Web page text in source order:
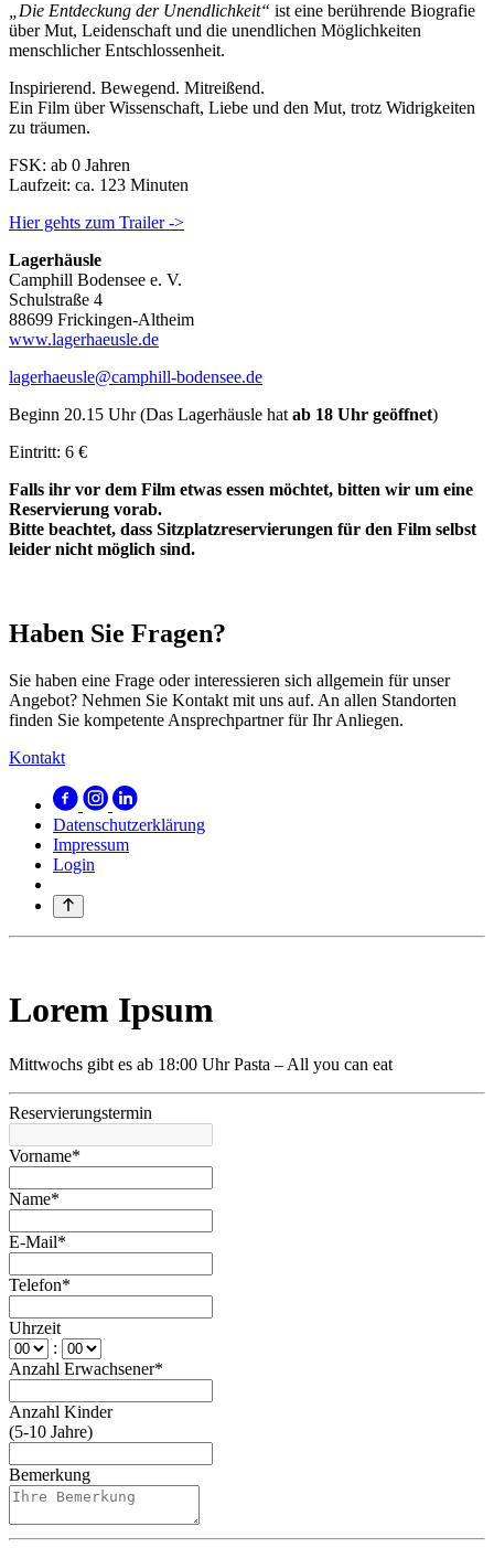
„Die Entdeckung der Unendlichkeit“ ist eine berührende Biografie
über Mut, Leidenschaft und die unendlichen Möglichkeiten
menschlicher Entschlossenheit.
Inspirierend. Bewegend. Mitreißend.
Ein Film über Wissenschaft, Liebe und den Mut, trotz Widrigkeiten
zu träumen.
FSK: ab 0 Jahren
Laufzeit: ca. 123 Minuten
Hier gehts zum Trailer ->
Lagerhäusle
Camphill Bodensee e. V.
Schulstraße 4
88699 Frickingen-Altheim
www.lagerhaeusle.de
lagerhaeusle@camphill-bodensee.de
Beginn 20.15 Uhr (Das Lagerhäusle hat ab 18 Uhr geöffnet)
Eintritt: 6 €
Falls ihr vor dem Film etwas essen möchtet, bitten wir um eine
Reservierung vorab.
Bitte beachtet, dass Sitzplatzreservierungen für den Film selbst
leider nicht möglich sind.
Haben Sie Fragen?
Sie haben eine Frage oder interessieren sich allgemein für unser
Angebot? Nehmen Sie Kontakt mit uns auf. An allen Standorten
finden Sie kompetente Ansprechpartner für Ihr Anliegen.
Kontakt
Datenschutzerklärung
Impressum
Login
Lorem Ipsum
Mittwochs gibt es ab 18:00 Uhr Pasta – All you can eat
Reservierungstermin
Vorname*
Name*
E-Mail*
Telefon*
Uhrzeit
:
Anzahl Erwachsener*
Anzahl Kinder
(5-10 Jahre)
Bemerkung